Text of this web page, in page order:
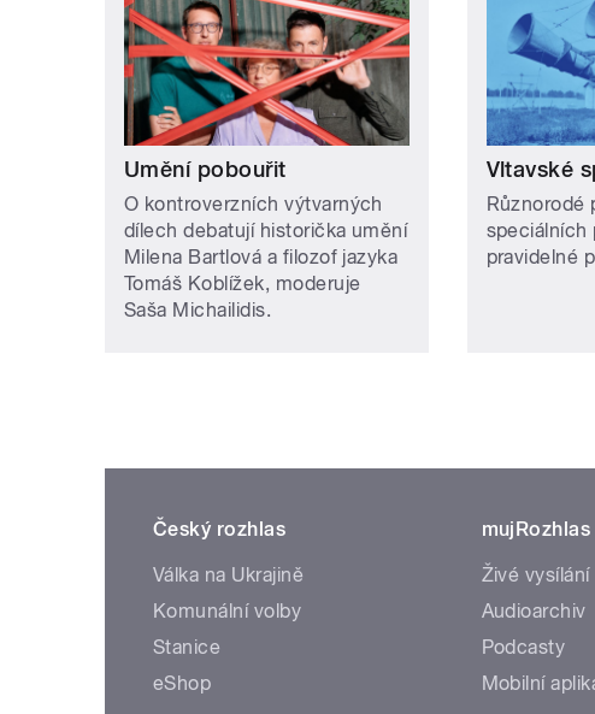
Umění pobouřit
O kontroverzních výtvarných
dílech debatují historička umění
Milena Bartlová a filozof jazyka
Tomáš Koblížek, moderuje
Saša Michailidis.
Vltavské
Různorodé
speciálních
pravidelné
Český rozhlas
Válka na Ukrajině
Komunální volby
Stanice
eShop
mujRozhlas
Živé vysílání
Audioarchiv
Podcasty
Mobilní